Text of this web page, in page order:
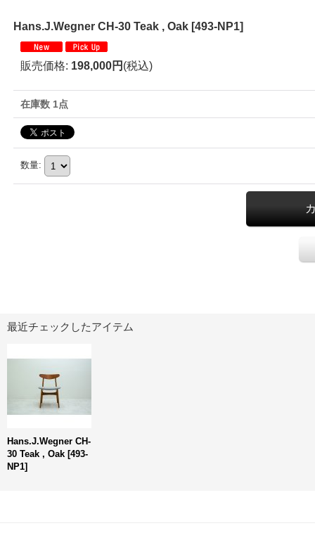
Hans.J.Wegner CH-30 Teak , Oak [493-NP1]
販売価格: 198,000円 (税込)
在庫数 1点
数量:
最近チェックしたアイテム
Hans.J.Wegner CH-
30 Teak , Oak [493-
NP1]